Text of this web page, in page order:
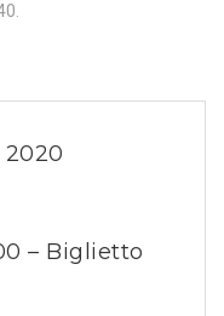
2020
– Biglietto